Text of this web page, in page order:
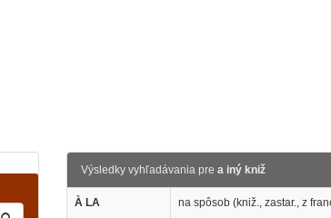
Výsledky vyhľadávania pre a iný kniž
À LA na spôsob (kniž., zastar., z